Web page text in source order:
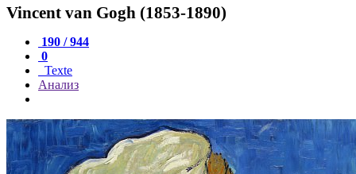
Vincent van Gogh (1853-1890)
190 / 944
0
Texte
Анализ